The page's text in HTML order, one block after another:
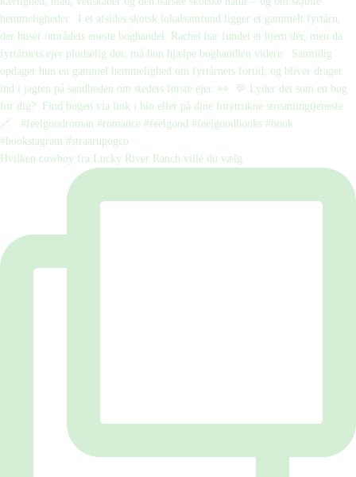
Hvilken cowboy fra Lucky River Ranch ville du vælg